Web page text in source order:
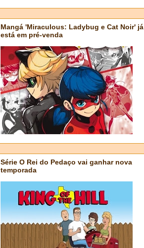
Mangá 'Miraculous: Ladybug e Cat Noir' já
está em pré-venda
Série O Rei do Pedaço vai ganhar nova
temporada